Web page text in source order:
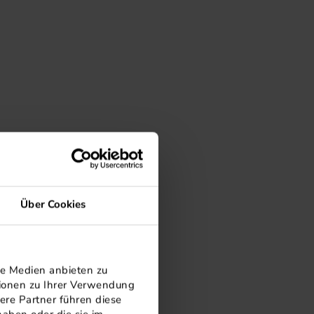
Über Cookies
Medien anbieten zu
zu Ihrer Verwendung
Partner führen diese